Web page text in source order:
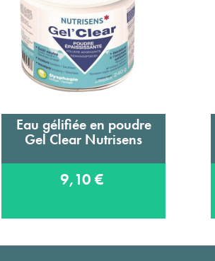
Ajouter au panier
Eau gélifiée en poudre
Gel Clear Nutrisens
9,10 €